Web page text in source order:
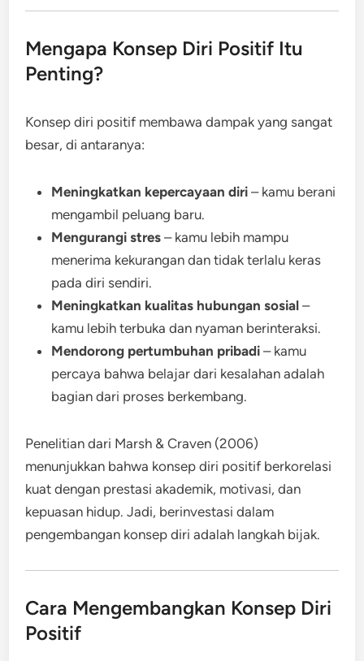
Mengapa Konsep Diri Positif Itu
Penting?
Konsep diri positif membawa dampak yang sangat
besar, di antaranya:
Meningkatkan kepercayaan diri – kamu berani
mengambil peluang baru.
Mengurangi stres – kamu lebih mampu
menerima kekurangan dan tidak terlalu keras
pada diri sendiri.
Meningkatkan kualitas hubungan sosial –
kamu lebih terbuka dan nyaman berinteraksi.
Mendorong pertumbuhan pribadi – kamu
percaya bahwa belajar dari kesalahan adalah
bagian dari proses berkembang.
Penelitian dari Marsh & Craven (2006)
menunjukkan bahwa konsep diri positif berkorelasi
kuat dengan prestasi akademik, motivasi, dan
kepuasan hidup. Jadi, berinvestasi dalam
pengembangan konsep diri adalah langkah bijak.
Cara Mengembangkan Konsep Diri
Positif